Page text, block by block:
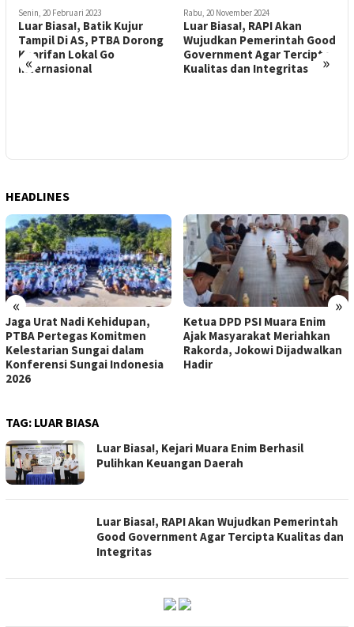
« »
Senin, 20 Februari 2023
Luar Biasa!, Batik Kujur
Tampil Di AS, PTBA Dorong
Kearifan Lokal Go
Internasional
Rabu, 20 November 2024
Luar Biasa!, RAPI Akan
Wujudkan Pemerintah Good
Government Agar Tercipta
Kualitas dan Integritas
HEADLINES
« »
Jaga Urat Nadi Kehidupan,
PTBA Pertegas Komitmen
Kelestarian Sungai dalam
Konferensi Sungai Indonesia
2026
Ketua DPD PSI Muara Enim
Ajak Masyarakat Meriahkan
Rakorda, Jokowi Dijadwalkan
Hadir
TAG: LUAR BIASA
Luar Biasa!, Kejari Muara Enim Berhasil
Pulihkan Keuangan Daerah
Luar Biasa!, RAPI Akan Wujudkan Pemerintah
Good Government Agar Tercipta Kualitas dan
Integritas